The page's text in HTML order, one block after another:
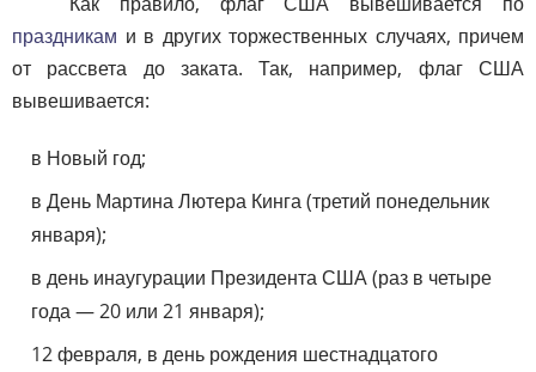
праздникам и в других торжественных случаях, причем
от рассвета до заката. Так, например, флаг США
вывешивается:
в Новый год;
в День Мартина Лютера Кинга (третий понедельник
января);
в день инаугурации Президента США (раз в четыре
года — 20 или 21 января);
12 февраля, в день рождения шестнадцатого